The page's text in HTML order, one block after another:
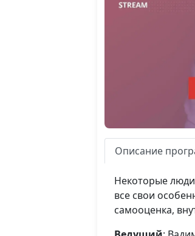
Описание
Некоторые
все свои
самооценка,